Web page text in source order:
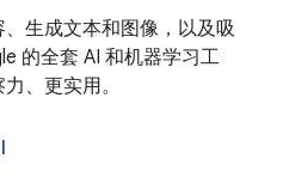
生成文本和图像，以及吸
的全套 AI 和机器学习工
、更实用。